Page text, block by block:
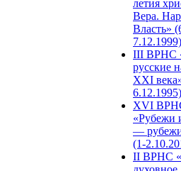
летия
Вера.
Власть»
7.12.1999)
III ВРНС
русские
XXI
6.12.1995)
XVI
«Рубежи
—
(1-
II ВРНС